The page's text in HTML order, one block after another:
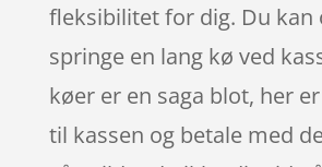
fleksibilitet for dig. Du kan
springe en lang kø ved
køer er en saga blot, her
til kassen og betale med